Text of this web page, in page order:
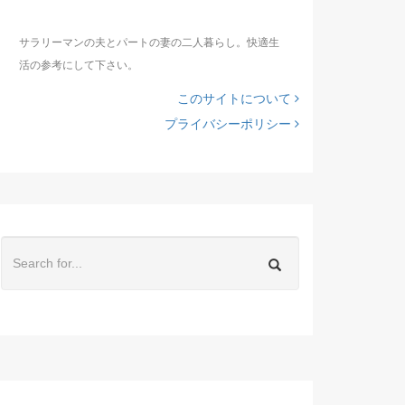
サラリーマンの夫とパートの妻の二人暮らし。快適生
活の参考にして下さい。
このサイトについて
プライバシーポリシー